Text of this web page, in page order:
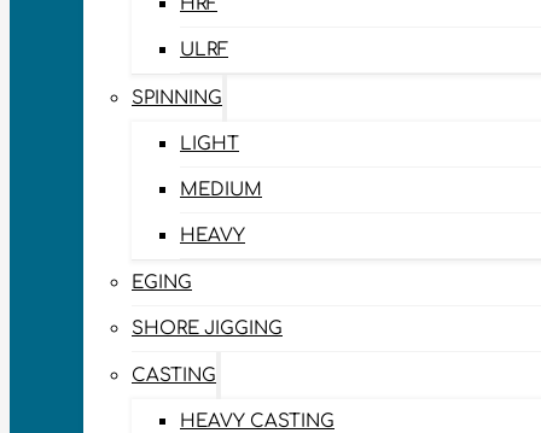
HRF
ULRF
SPINNING
LIGHT
MEDIUM
HEAVY
EGING
SHORE JIGGING
CASTING
HEAVY CASTING